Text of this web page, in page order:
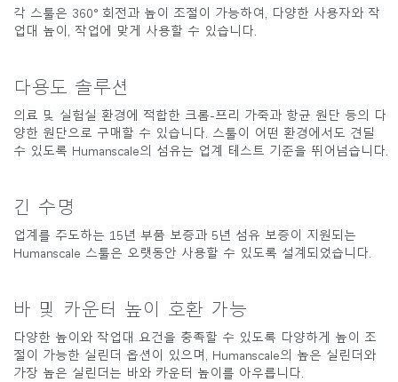
각 스툴은 360° 회전과 높이 조절이 가능하여, 다양한 사용자와 작
업대 높이, 작업에 맞게 사용할 수 있습니다.
다용도 솔루션
의료 및 실험실 환경에 적합한 크롬-프리 가죽과 항균 원단 등의 다
양한 원단으로 구매할 수 있습니다. 스툴이 어떤 환경에서도 견딜
수 있도록 Humanscale의 섬유는 업계 테스트 기준을 뛰어넘습니다.
긴 수명
업계를 주도하는 15년 부품 보증과 5년 섬유 보증이 지원되는
Humanscale 스툴은 오랫동안 사용할 수 있도록 설계되었습니다.
바 및 카운터 높이 호환 가능
다양한 높이와 작업대 요건을 충족할 수 있도록 다양하게 높이 조
절이 가능한 실린더 옵션이 있으며, Humanscale의 높은 실린더와
가장 높은 실린더는 바와 카운터 높이를 아우릅니다.